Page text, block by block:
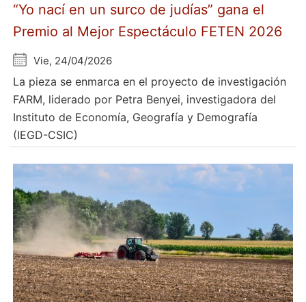
“Yo nací en un surco de judías” gana el
Premio al Mejor Espectáculo FETEN 2026
Vie, 24/04/2026
La pieza se enmarca en el proyecto de investigación
FARM, liderado por Petra Benyei, investigadora del
Instituto de Economía, Geografía y Demografía
(IEGD-CSIC)